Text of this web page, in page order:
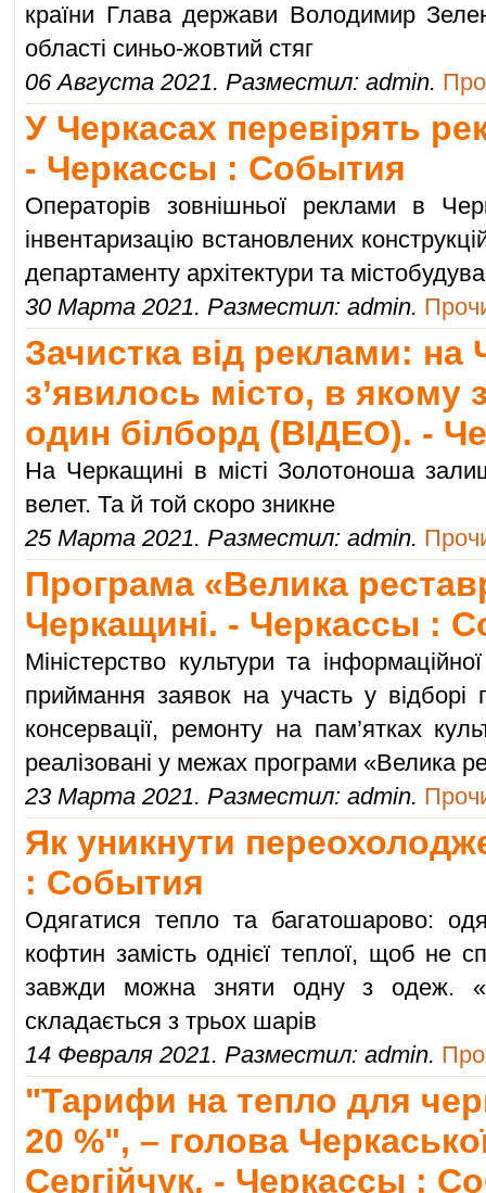
країни Глава держави Володимир
області синьо-жовтий стяг
06 Августа 2021. Разместил: admin.
У Черкасах перевірять
- Черкассы : События
Операторів зовнішньої реклами в
інвентаризацію встановлених
департаменту архітектури та
30 Марта 2021. Разместил: admin.
Зачистка від реклами: на
з’явилось місто, в
один білборд (ВІДЕО). -
На Черкащині в місті Золотоноша
велет. Та й той скоро зникне
25 Марта 2021. Разместил: admin.
Програма «Велика
Черкащині. - Черкассы :
Міністерство культури та
приймання заявок на участь у відборі
консервації, ремонту на пам’ятках
реалізовані у межах програми «Велика
23 Марта 2021. Разместил: admin.
Як уникнути
: События
Одягатися тепло та багатошарово:
кофтин замість однієї теплої, щоб не
завжди можна зняти одну з одеж.
складається з трьох шарів
14 Февраля 2021. Разместил: admin.
"Тарифи на тепло для
20 %", – голова
Сергійчук. - Черкассы :